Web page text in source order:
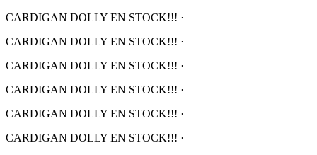
CARDIGAN DOLLY EN STOCK!!! ·
CARDIGAN DOLLY EN STOCK!!! ·
CARDIGAN DOLLY EN STOCK!!! ·
CARDIGAN DOLLY EN STOCK!!! ·
CARDIGAN DOLLY EN STOCK!!! ·
CARDIGAN DOLLY EN STOCK!!! ·